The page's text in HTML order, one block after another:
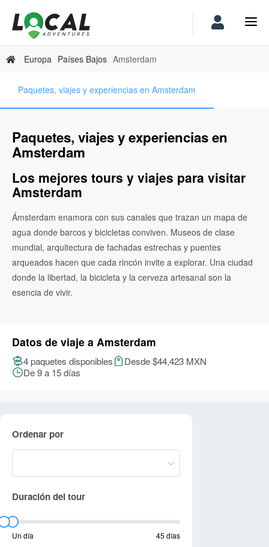
Europa Países Bajos Amsterdam
Paquetes, viajes y experiencias en Amsterdam
Paquetes, viajes y experiencias en
Amsterdam
Los mejores tours y viajes para visitar
Amsterdam
Ámsterdam enamora con sus canales que trazan un mapa de
agua donde barcos y bicicletas conviven. Museos de clase
mundial, arquitectura de fachadas estrechas y puentes
arqueados hacen que cada rincón invite a explorar. Una ciudad
donde la libertad, la bicicleta y la cerveza artesanal son la
esencia de vivir.
Datos de viaje a Amsterdam
4 paquetes disponibles
Desde $44,423 MXN
De 9 a 15 días
Ordenar por
Duración del tour
Un día 45 días